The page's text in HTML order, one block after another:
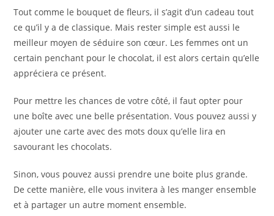
Tout comme le bouquet de fleurs, il s’agit d’un cadeau tout
ce qu’il y a de classique. Mais rester simple est aussi le
meilleur moyen de séduire son cœur. Les femmes ont un
certain penchant pour le chocolat, il est alors certain qu’elle
appréciera ce présent.
Pour mettre les chances de votre côté, il faut opter pour
une boîte avec une belle présentation. Vous pouvez aussi y
ajouter une carte avec des mots doux qu’elle lira en
savourant les chocolats.
Sinon, vous pouvez aussi prendre une boite plus grande.
De cette manière, elle vous invitera à les manger ensemble
et à partager un autre moment ensemble.